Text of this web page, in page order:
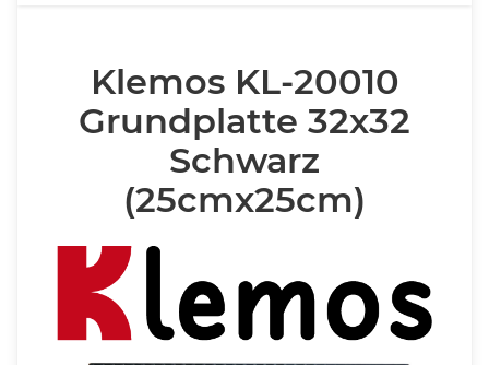
Klemos KL-20010
Grundplatte 32x32
Schwarz
(25cmx25cm)